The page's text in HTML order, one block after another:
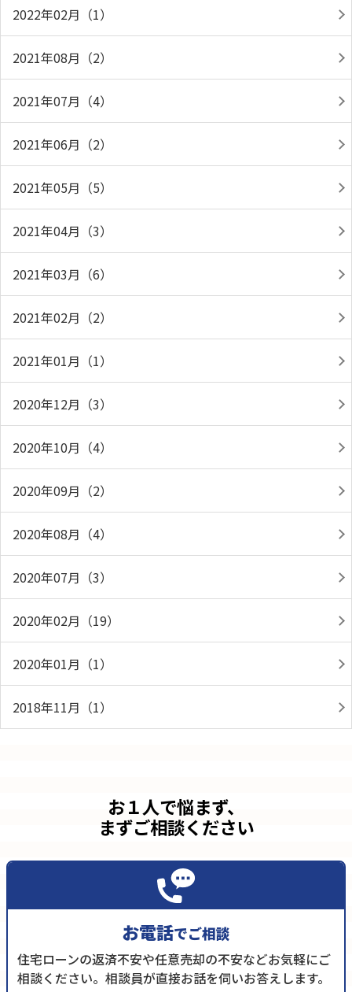
2022年02月（1）
2021年08月（2）
2021年07月（4）
2021年06月（2）
2021年05月（5）
2021年04月（3）
2021年03月（6）
2021年02月（2）
2021年01月（1）
2020年12月（3）
2020年10月（4）
2020年09月（2）
2020年08月（4）
2020年07月（3）
2020年02月（19）
2020年01月（1）
2018年11月（1）
お１人で悩まず、
まずご相談ください
お電話でご相談
住宅ローンの返済不安や任意売却の不安などお気軽にご
相談ください。相談員が直接お話を伺いお答えします。